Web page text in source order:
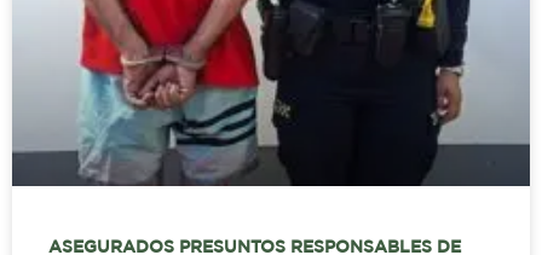
ASEGURADOS PRESUNTOS RESPONSABLES DE